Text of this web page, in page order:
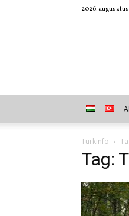
2026.
Türkinfo
Tag: